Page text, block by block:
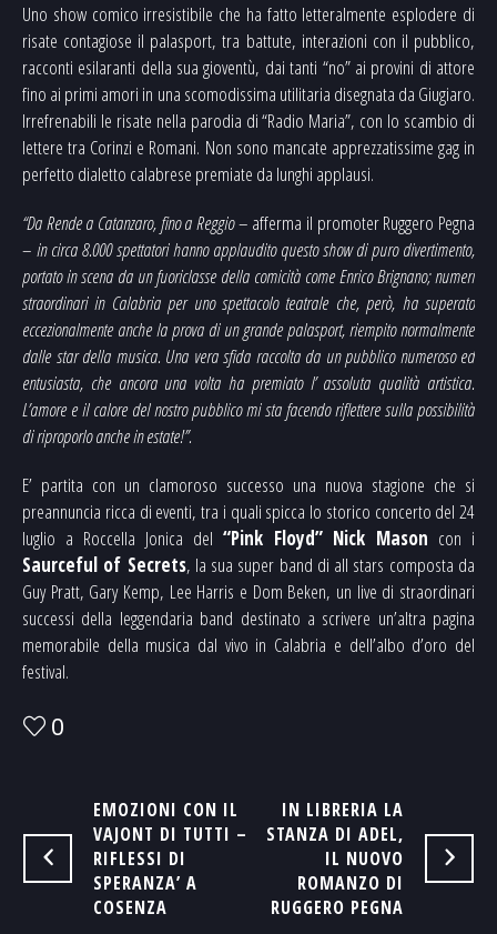
Uno show comico irresistibile che ha fatto letteralmente esplodere di
risate contagiose il palasport, tra battute, interazioni con il pubblico,
racconti esilaranti della sua gioventù, dai tanti “no” ai provini di attore
fino ai primi amori in una scomodissima utilitaria disegnata da Giugiaro.
Irrefrenabili le risate nella parodia di “Radio Maria”, con lo scambio di
lettere tra Corinzi e Romani. Non sono mancate apprezzatissime gag in
perfetto dialetto calabrese premiate da lunghi applausi.
“Da Rende a Catanzaro, fino a Reggio– afferma il promoter Ruggero Pegna
– in circa 8.000 spettatori hanno applaudito questo show di puro divertimento,
portato in scena da un fuoriclasse della comicità come Enrico Brignano; numeri
straordinari in Calabria per uno spettacolo teatrale che, però, ha superato
eccezionalmente anche la prova di un grande palasport, riempito normalmente
dalle star della musica. Una vera sfida raccolta da un pubblico numeroso ed
entusiasta, che ancora una volta ha premiato l’ assoluta qualità artistica.
L’amore e il calore del nostro pubblico mi sta facendo riflettere sulla possibilità
di riproporlo anche in estate!”.
E’ partita con un clamoroso successo una nuova stagione che si
preannuncia ricca di eventi, tra i quali spicca lo storico concerto del 24
luglio a Roccella Jonica del “Pink Floyd” Nick Mason con i
Saurceful of Secrets, la sua super band di all stars composta da
Guy Pratt, Gary Kemp, Lee Harris e Dom Beken, un live di straordinari
successi della leggendaria band destinato a scrivere un’altra pagina
memorabile della musica dal vivo in Calabria e dell’albo d’oro del
festival.
0
EMOZIONI CON IL
VAJONT DI TUTTI –
RIFLESSI DI
SPERANZA’ A
COSENZA
IN LIBRERIA LA
STANZA DI ADEL,
IL NUOVO
ROMANZO DI
RUGGERO PEGNA